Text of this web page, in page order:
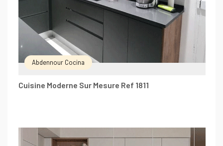
Abdennour Cocina
Cuisine Moderne Sur Mesure Ref 1811